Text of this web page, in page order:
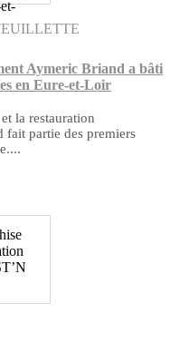
Aymeric Briand a bâti
en Eure-et-Loir
la restauration
fait partie des premiers